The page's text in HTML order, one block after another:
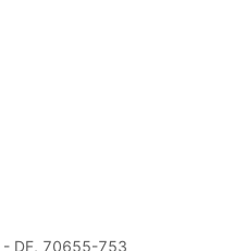
- DF, 70655-753